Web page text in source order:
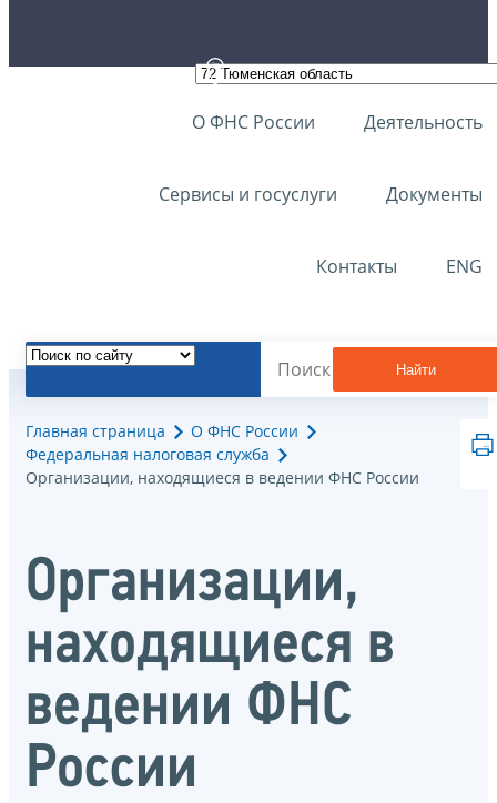
О ФНС России Деятельность
Сервисы и госуслуги Документы
Контакты ENG
Найти
Главная страница
О ФНС России
Федеральная налоговая служба
Организации, находящиеся в ведении ФНС России
Организации,
находящиеся в
ведении ФНС
России